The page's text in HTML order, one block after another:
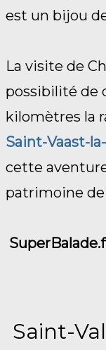
est un bijou
La visite de
possibilité de
kilomètres la
Saint-Vaast-
cette
patrimoine de
Saint-